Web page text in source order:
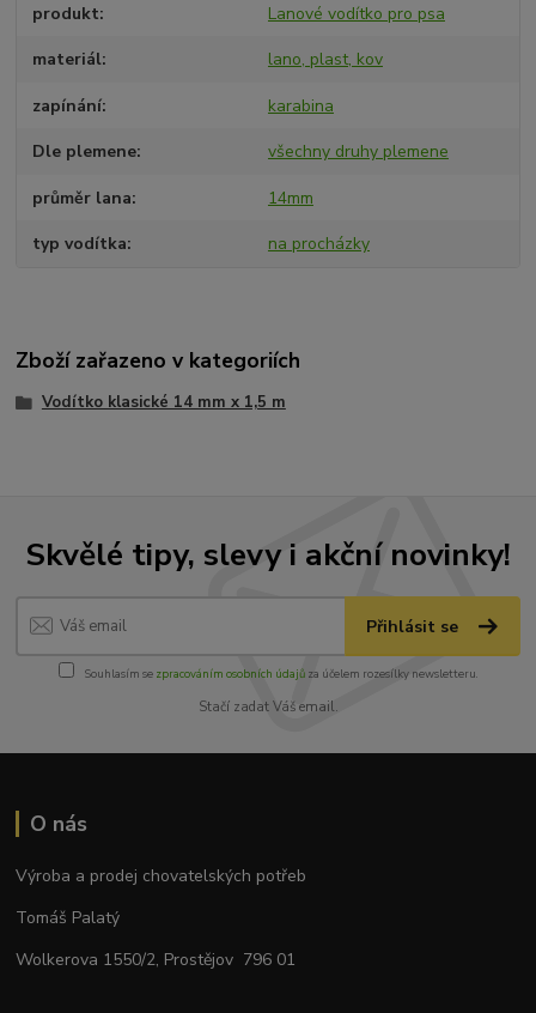
produkt Lanové vodítko pro psa
materiál lano, plast, kov
zapínání karabina
Dle plemene všechny druhy plemene
průměr lana 14mm
typ vodítka na procházky
Zboží zařazeno v kategoriích
Vodítko klasické 14 mm x 1,5 m
Skvělé tipy, slevy i akční novinky!
Přihlásit se
Souhlasím se zpracováním osobních údajůza účelem rozesílky newsletteru.
Stačí zadat Váš email.
O nás
Výroba a prodej chovatelských potřeb
Tomáš Palatý
Wolkerova 1550/2, Prostějov 796 01